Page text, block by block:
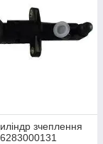
зчеплення